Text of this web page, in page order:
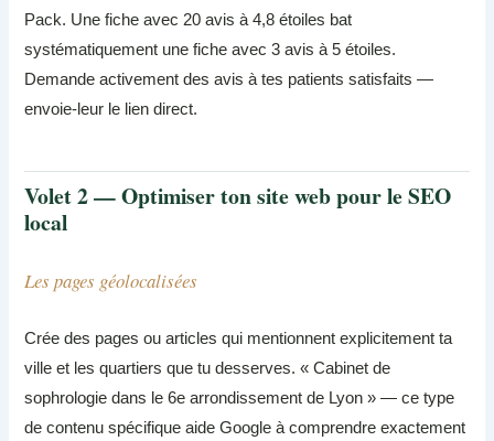
Pack. Une fiche avec 20 avis à 4,8 étoiles bat
systématiquement une fiche avec 3 avis à 5 étoiles.
Demande activement des avis à tes patients satisfaits —
envoie-leur le lien direct.
Volet 2 — Optimiser ton site web pour le SEO
local
Les pages géolocalisées
Crée des pages ou articles qui mentionnent explicitement ta
ville et les quartiers que tu desserves. « Cabinet de
sophrologie dans le 6e arrondissement de Lyon » — ce type
de contenu spécifique aide Google à comprendre exactement